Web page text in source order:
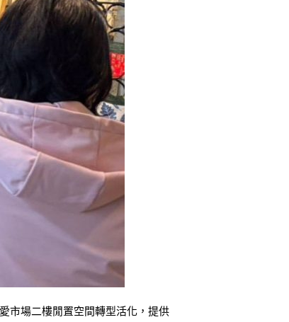
市場二樓閒置空間轉型活化，提供